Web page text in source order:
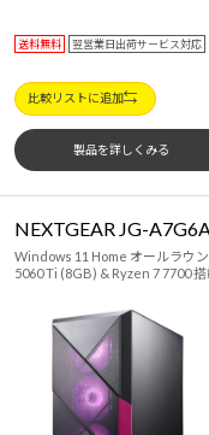
送料無料 翌営業日出荷サービス対応
比較リストに追加
製品を詳しくみる
NEXTGEAR JG-
Windows 11 Home オールラウ
5060 Ti (8GB) & Ryzen 7 7700